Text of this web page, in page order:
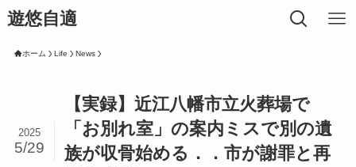
遊悠自適
ホーム Life News
【実録】近江八幡市立火葬場で
「お別れ室」の案内ミスで別の遺
族が収骨始める．．市が謝罪と再
2025
5/29